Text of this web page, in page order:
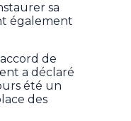
sa
également
de
a déclaré
été un
des